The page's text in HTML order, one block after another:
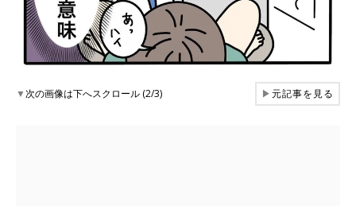
▼次の画像は下へスクロール (2/3) ▶元記事を見る